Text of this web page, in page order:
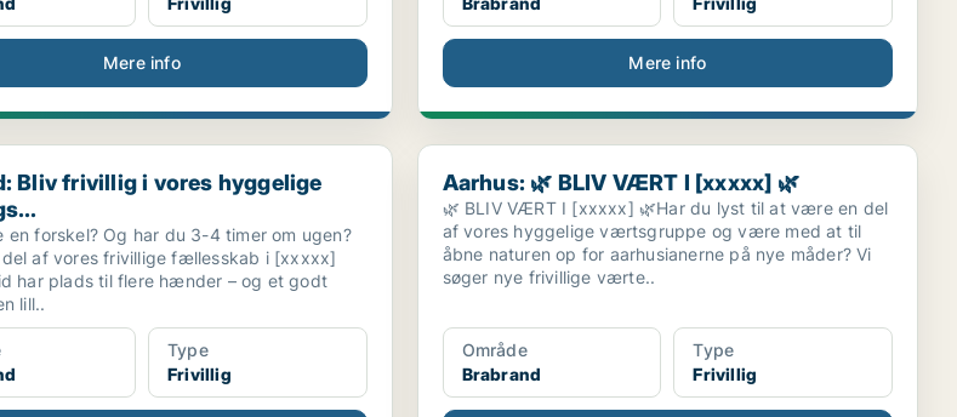
Mere info Mere info
frivillig i vores hyggelige genbrugs...
Bliv frivillig i vores hyggelige
en forskel? Og har du 3-4 timer om ugen?
del af vores frivillige fællesskab i [xxxxx]
har plads til flere hænder – og et godt
lill..
Type
Frivillig
Aarhus: 🌿 BLIV VÆRT I [xxxxx] 🌿
Aarhus: 🌿 BLIV VÆRT I [xxxxx] 🌿
🌿 BLIV VÆRT I [xxxxx] 🌿Har du lyst til at være en del
af vores hyggelige værtsgruppe og være med at til
åbne naturen op for aarhusianerne på nye måder? Vi
søger nye frivillige værte..
Område
Brabrand
Type
Frivillig